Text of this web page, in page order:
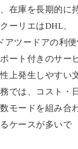
在庫を長期的に
ーリエはDHL、
アツードアの利
ート付きのサー
上発生しやすい
では、コスト・
モードを組み合
ケースが多いで